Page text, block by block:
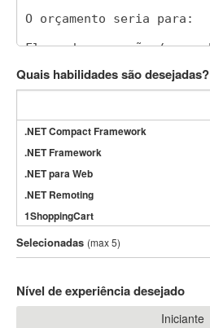
Quais habilidades são desejadas?
.NET Compact Framework
.NET Framework
.NET para Web
.NET Remoting
1ShoppingCart
3DS Max
3GSM
802.11
Selecionadas (max 5)
Nível de experiência desejado
Iniciante